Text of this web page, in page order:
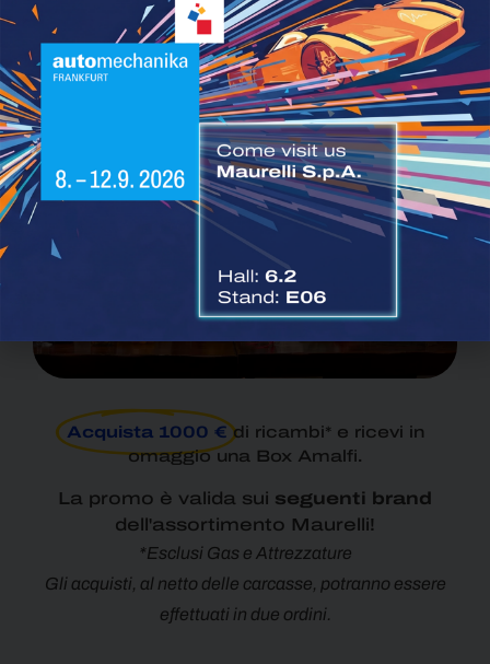
Acquista 1000 € di ricambi* e ricevi in
omaggio una Box Amalfi.
La promo è valida sui seguenti brand
dell'assortimento Maurelli!
*Esclusi Gas e Attrezzature
Gli acquisti, al netto delle carcasse, potranno essere
effettuati in due ordini.